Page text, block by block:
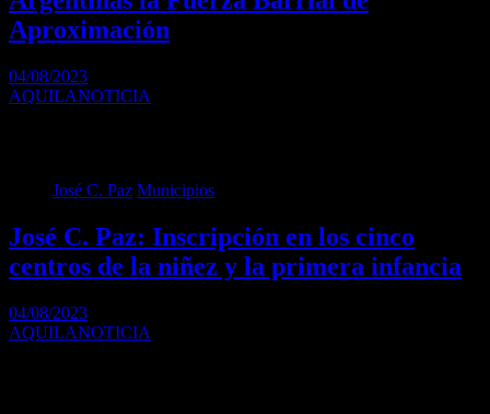
Aproximación
04/08/2023
AQUILANOTICIA
José C. Paz Municipios
José C. Paz: Inscripción en los cinco
centros de la niñez y la primera infancia
04/08/2023
AQUILANOTICIA